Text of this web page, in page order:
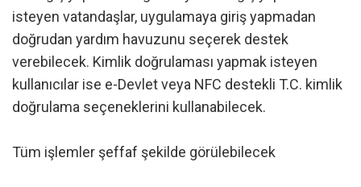
isteyen vatandaşlar, uygulamaya giriş yapmadan
doğrudan yardım havuzunu seçerek destek
verebilecek. Kimlik doğrulaması yapmak isteyen
kullanıcılar ise e-Devlet veya NFC destekli T.C. kimlik
doğrulama seçeneklerini kullanabilecek.
Tüm işlemler şeffaf şekilde görülebilecek